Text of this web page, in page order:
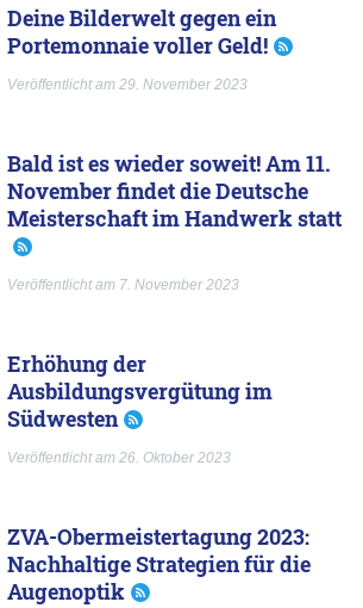
Deine Bilderwelt gegen ein
Portemonnaie voller Geld!
Veröffentlicht am 29. November 2023
Bald ist es wieder soweit! Am 11.
November findet die Deutsche
Meisterschaft im Handwerk statt
Veröffentlicht am 7. November 2023
Erhöhung der
Ausbildungsvergütung im
Südwesten
Veröffentlicht am 26. Oktober 2023
ZVA-Obermeistertagung 2023:
Nachhaltige Strategien für die
Augenoptik